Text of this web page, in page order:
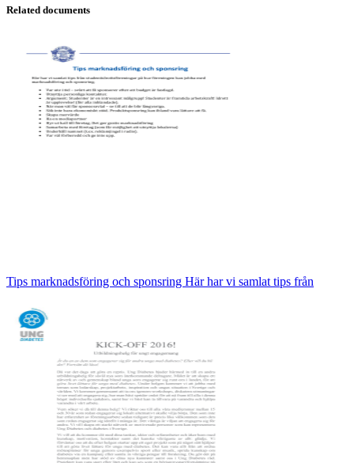
Related documents
Tips marknadsföring och sponsring Här har vi samlat tips från